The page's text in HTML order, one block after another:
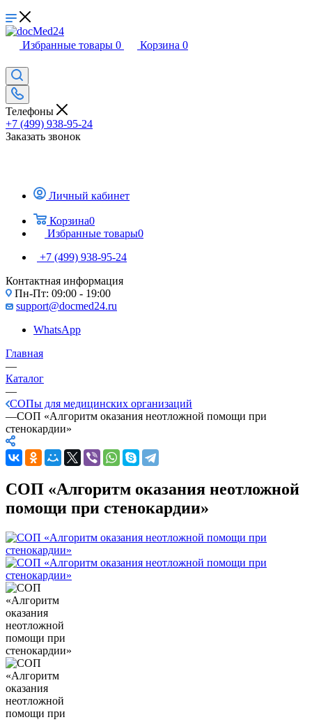
Избранные товары 0 Корзина 0
Телефоны
+7 (499) 938-95-24
Заказать звонок
Личный кабинет
Корзина0
Избранные товары0
+7 (499) 938-95-24
Контактная информация
Пн-Пт: 09:00 - 19:00
support@docmed24.ru
WhatsApp
Главная
—
Каталог
—
СОПы для медицинских организаций
—СОП «Алгоритм оказания неотложной помощи при
стенокардии»
СОП «Алгоритм оказания неотложной
помощи при стенокардии»